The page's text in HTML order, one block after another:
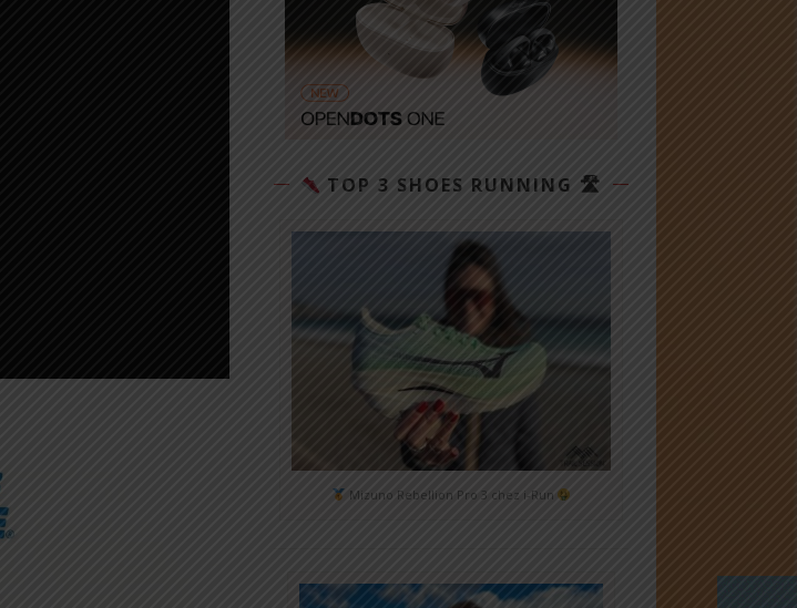
TOP 3 SHOES RUNNING 🛣
Mizuno Rebellion Pro 3 chez i-Run